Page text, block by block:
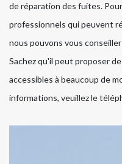
de réparation des fuites.
professionnels qui peuvent
nous pouvons vous
Sachez qu'il peut proposer
accessibles à beaucoup de
informations, veuillez le